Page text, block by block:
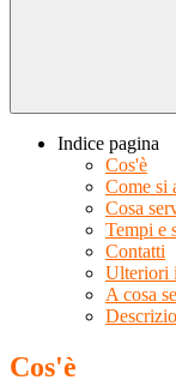
Indice pagina
Cos'è
Come si
Cosa
Tempi e
Contatti
Ulteriori
A cosa
Cos'è